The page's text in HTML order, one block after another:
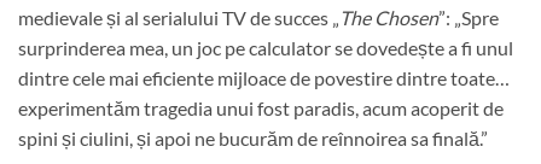
medievale și al serialului TV de succes „
The Chosen”: „Spre
surprinderea mea, un joc pe calculator se dovedește a fi unul
dintre cele mai eficiente mijloace de povestire dintre toate…
experimentăm tragedia unui fost paradis, acum acoperit de
spini și ciulini, și apoi ne bucurăm de reînnoirea sa finală.”